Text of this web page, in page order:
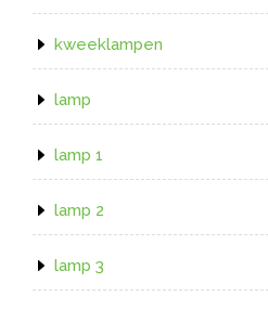
kweeklampen
lamp
lamp 1
lamp 2
lamp 3